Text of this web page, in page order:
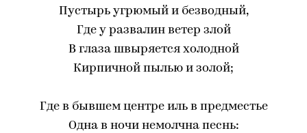
Пустырь угрюмый и безводный,
Где у развалин ветер злой
В глаза швыряется холодной
Кирпичной пылью и золой;
Где в бывшем центре иль в предместье
Одна в ночи немолчна песнь: